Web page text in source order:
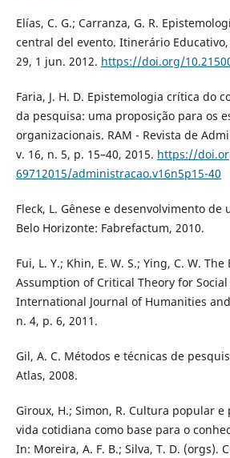
Elías, C. G.; Carranza, G. R.
central del evento. Itinerário Educativo,
29, 1 jun. 2012. https://doi.org/
Faria, J. H. D. Epistemologia crítica do
da pesquisa: uma proposição para os
organizacionais. RAM - Revista de
v. 16, n. 5, p. 15–40, 2015. https://
69712015/administracao.v16n5p15-40
Fleck, L. Gênese e desenvolvimento
Belo Horizonte: Fabrefactum, 2010.
Fui, L. Y.; Khin, E. W. S.; Ying, C. W.
Assumption of Critical Theory for Social
International Journal of Humanities
n. 4, p. 6, 2011.
Gil, A. C. Métodos e técnicas de
Atlas, 2008.
Giroux, H.; Simon, R. Cultura popular
vida cotidiana como base para o
In: Moreira, A. F. B.; Silva, T. D. (orgs).